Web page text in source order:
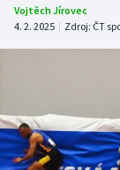
Atletika
DALŠÍ SPORTY
Americký
Vojtěch Jírovec
4. 2. 2025 | Zdroj: ČT